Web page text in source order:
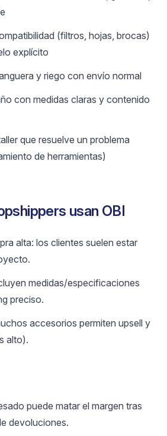
(filtros, hojas, brocas)
explícito
y riego con envío normal
con medidas claras y contenido
que resuelve un problema
de herramientas)
usan OBI
alta: los clientes suelen estar
medidas/especificaciones
preciso.
accesorios permiten upsell y
alto).
puede matar el margen tras
devoluciones.